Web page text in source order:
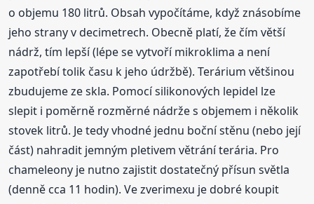
o objemu 180 litrů. Obsah vypočítáme, když znásobíme
jeho strany v decimetrech. Obecně platí, že čím větší
nádrž, tím lepší (lépe se vytvoří mikroklima a není
zapotřebí tolik času k jeho údržbě). Terárium většinou
zbudujeme ze skla. Pomocí silikonových lepidel lze
slepit i poměrně rozměrné nádrže s objemem i několik
stovek litrů. Je tedy vhodné jednu boční stěnu (nebo její
část) nahradit jemným pletivem větrání terária. Pro
chameleony je nutno zajistit dostatečný přísun světla
(denně cca 11 hodin). Ve zverimexu je dobré koupit